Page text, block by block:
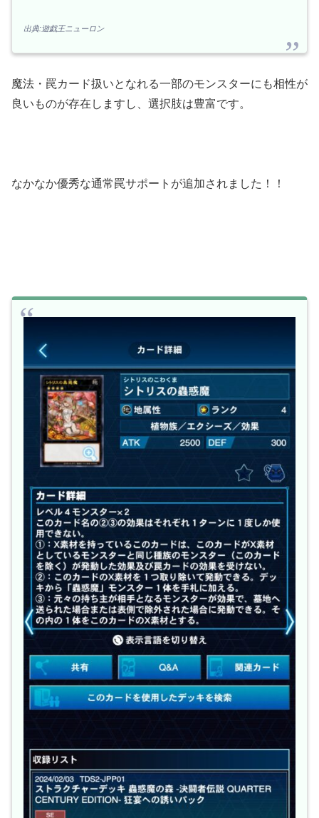
出典:遊戯王ニューロン
魔法・罠カード扱いとなれる一部のモンスターにも相性が
良いものが存在しますし、選択肢は豊富です。
なかなか優秀な通常罠サポートが追加されました！！